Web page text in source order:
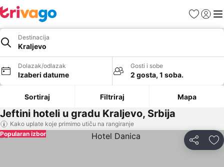
FavoritiPrijavi
Destinacija
Kraljevo
Dolazak/odlazak
Izaberi datume
Gosti i sobe
2 gosta, 1 soba.
Sortiraj Filtriraj Mapa
Jeftini hoteli u gradu Kraljevo, Srbija
Kako uplate koje primimo utiču na rangiranje
Deli
Popularan izbor